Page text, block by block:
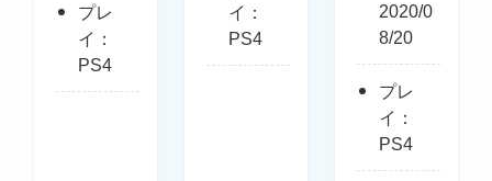
プレ
イ：
PS4
イ：
PS4
2020/0
8/20
プレ
イ：
PS4